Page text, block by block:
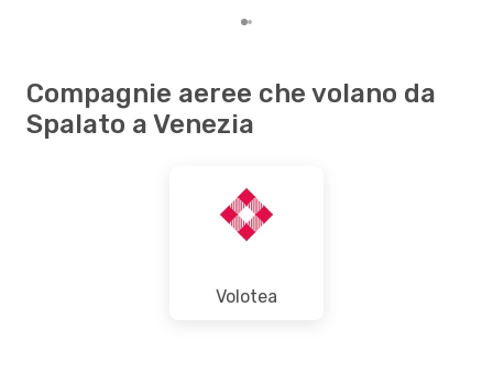
Compagnie aeree che volano da
Spalato a Venezia
Volotea